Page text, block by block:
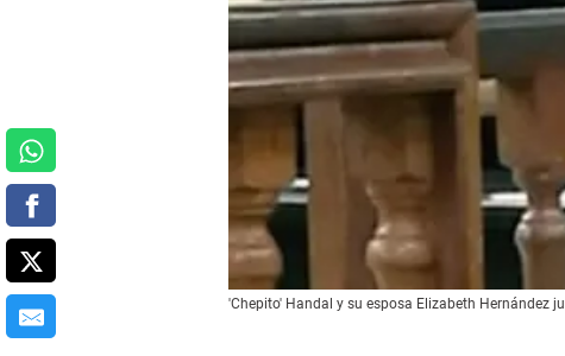
'Chepito' Handal y su esposa Elizabeth Hernández